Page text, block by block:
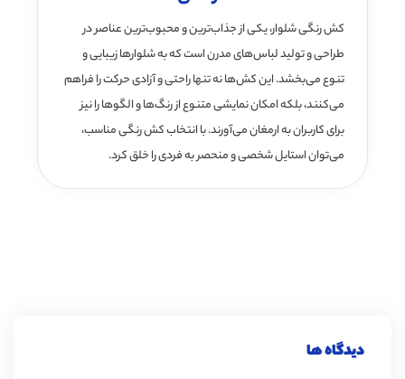
کش رنگی شلوار، یکی از جذاب‌ترین و محبوب‌ترین عناصر در
طراحی و تولید لباس‌های مدرن است که به شلوارها زیبایی و
تنوع می‌بخشد. این کش‌ها نه تنها راحتی و آزادی حرکت را فراهم
می‌کنند، بلکه امکان نمایشی متنوع از رنگ‌ها و الگوها را نیز
برای کاربران به ارمغان می‌آورند. با انتخاب کش رنگی مناسب،
می‌توان استایل شخصی و منحصر به فردی را خلق کرد.
دیدگاه ها